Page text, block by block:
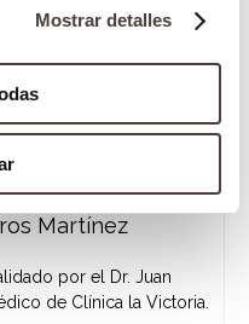
Mostrar detalles
Martínez
por el Dr. Juan
de Clínica la Victoria.